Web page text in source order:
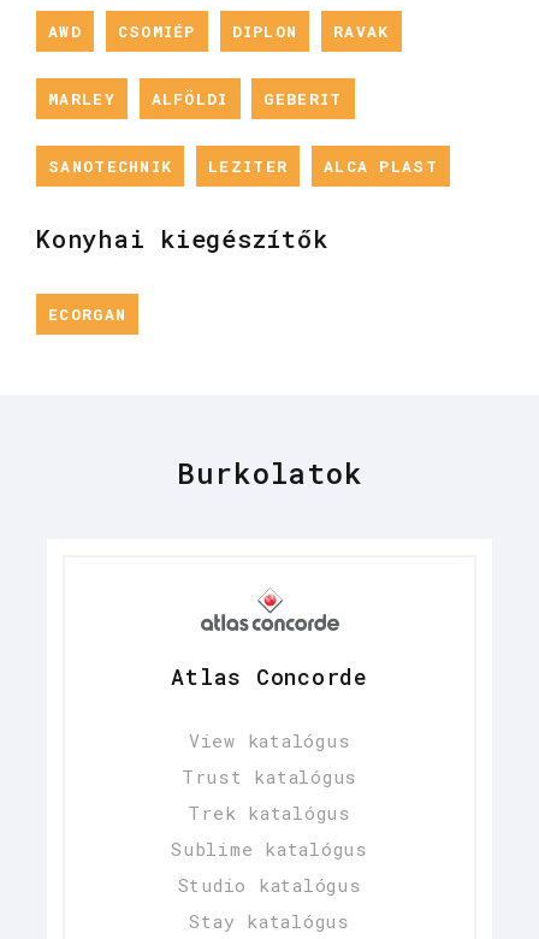
AWD CSOMIÉP DIPLON RAVAK
MARLEY ALFÖLDI GEBERIT
SANOTECHNIK LEZITER ALCA PLAST
Konyhai kiegészítők
ECORGAN
Burkolatok
Atlas Concorde
View katalógus
Trust katalógus
Trek katalógus
Sublime katalógus
Studio katalógus
Stay katalógus